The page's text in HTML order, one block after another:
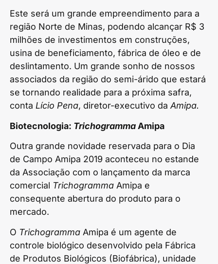
Este será um grande empreendimento para a
região Norte de Minas, podendo alcançar R$ 3
milhões de investimentos em construções,
usina de beneficiamento, fábrica de óleo e de
deslintamento. Um grande sonho de nossos
associados da região do semi-árido que estará
se tornando realidade para a próxima safra,
conta Lício Pena, diretor-executivo daAmipa.
Biotecnologia: Trichogramma Amipa
Outra grande novidade reservada para o Dia
de Campo Amipa 2019 aconteceu no estande
da Associação com o lançamento da marca
comercial Trichogramma Amipa e
consequente abertura do produto para o
mercado.
O Trichogramma Amipa é um agente de
controle biológico desenvolvido pela Fábrica
de Produtos Biológicos (Biofábrica), unidade